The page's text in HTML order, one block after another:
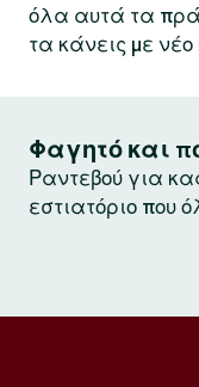
όλα αυτά τα
τα κάνεις με νέο
Φαγητό και
Ραντεβού για
εστιατόριο που